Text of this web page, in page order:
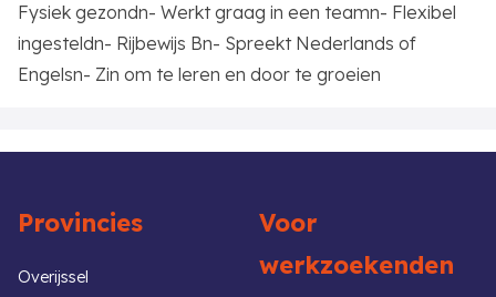
Fysiek gezondn- Werkt graag in een teamn- Flexibel
ingesteldn- Rijbewijs Bn- Spreekt Nederlands of
Engelsn- Zin om te leren en door te groeien
Provincies
Overijssel
Voor
werkzoekenden